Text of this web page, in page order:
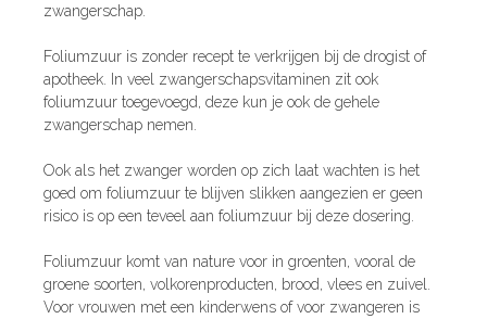
zwangerschap.
Foliumzuur is zonder recept te verkrijgen bij de drogist of
apotheek. In veel zwangerschapsvitaminen zit ook
foliumzuur toegevoegd, deze kun je ook de gehele
zwangerschap nemen.
Ook als het zwanger worden op zich laat wachten is het
goed om foliumzuur te blijven slikken aangezien er geen
risico is op een teveel aan foliumzuur bij deze dosering.
Foliumzuur komt van nature voor in groenten, vooral de
groene soorten, volkorenproducten, brood, vlees en zuivel.
Voor vrouwen met een kinderwens of voor zwangeren is